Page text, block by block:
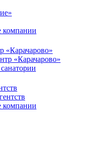
компании
«Карачарово»
компании